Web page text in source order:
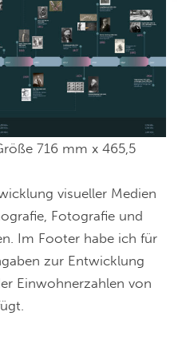
716 mm x 465,5
visueller Medien
Fotografie und
Im Footer habe ich für
zur Entwicklung
Einwohnerzahlen von